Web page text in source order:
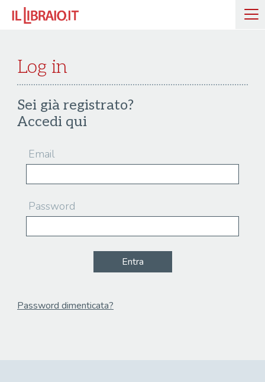
Log in
Sei già registrato?
Accedi qui
Email
Password
Entra
Password dimenticata?